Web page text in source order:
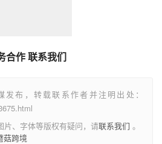
合作 联系我们
布，转载联系作者并注明出处：
片、字体等版权有疑问，请联系我们 。
菇跨境